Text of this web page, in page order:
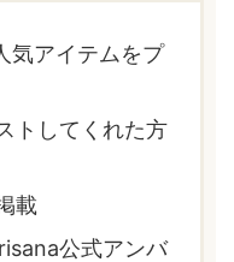
気アイテムをプ
トしてくれた方
載
公式アンバ